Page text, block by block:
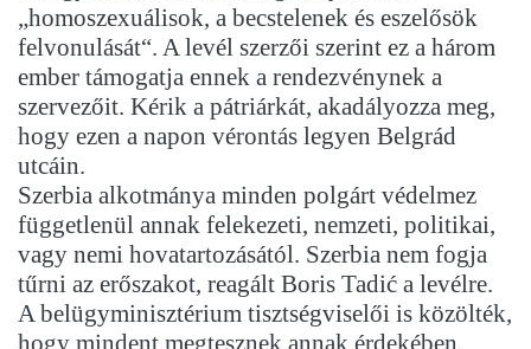
„homoszexuálisok, a becstelenek és eszelősök
felvonulását“. A levél szerzői szerint ez a három
ember támogatja ennek a rendezvénynek a
szervezőit. Kérik a pátriárkát, akadályozza meg,
hogy ezen a napon vérontás legyen Belgrád
utcáin.
Szerbia alkotmánya minden polgárt védelmez
függetlenül annak felekezeti, nemzeti, politikai,
vagy nemi hovatartozásától. Szerbia nem fogja
tűrni az erőszakot, reagált Boris Tadić a levélre.
A belügyminisztérium tisztségviselői is közölték,
hogy mindent megtesznek annak érdekében,